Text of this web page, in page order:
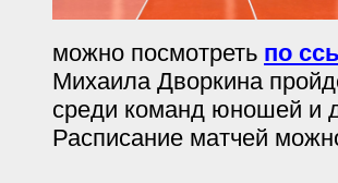
можно посмотреть по
Михаила Дворкина
среди команд юношей и
Расписание матчей